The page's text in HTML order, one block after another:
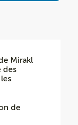
Mirakl
des
de